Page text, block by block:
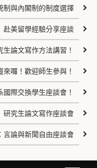
制與內閣制的制度選擇
赴美留學經驗分享座談
生論文寫作方法講習！
來囉！歡迎師生參與！
國際交換學生座談會！
研究生論文寫作座談會
言論與新聞自由座談會